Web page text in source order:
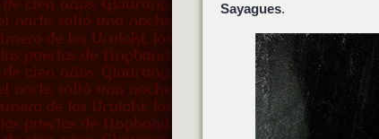
Sayagues.